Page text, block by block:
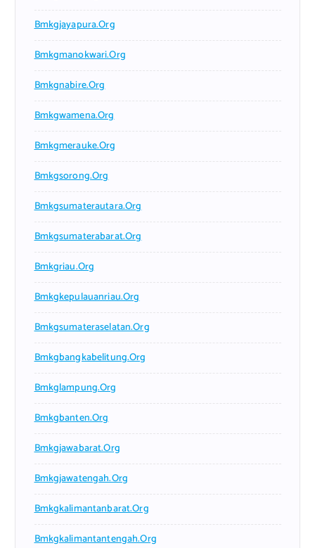
Bmkgjayapura.org
Bmkgmanokwari.org
Bmkgnabire.org
Bmkgwamena.org
Bmkgmerauke.org
Bmkgsorong.org
Bmkgsumaterautara.org
Bmkgsumaterabarat.org
Bmkgriau.org
Bmkgkepulauanriau.org
Bmkgsumateraselatan.org
Bmkgbangkabelitung.org
Bmkglampung.org
Bmkgbanten.org
Bmkgjawabarat.org
Bmkgjawatengah.org
Bmkgkalimantanbarat.org
Bmkgkalimantantengah.org